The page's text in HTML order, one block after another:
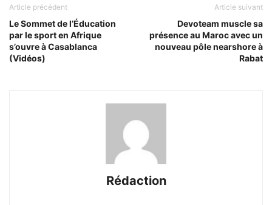
Article précédent
Le Sommet de l’Éducation
par le sport en Afrique
s’ouvre à Casablanca
(Vidéos)
Article suivant
Devoteam muscle sa
présence au Maroc avec un
nouveau pôle nearshore à
Rabat
Rédaction